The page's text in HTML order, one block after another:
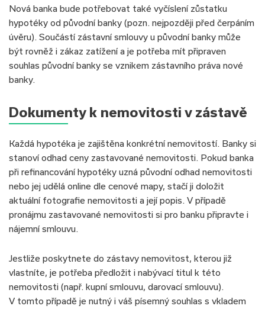
Nová banka bude potřebovat také vyčíslení zůstatku
hypotéky od původní banky (pozn. nejpozději před čerpáním
úvěru). Součástí zástavní smlouvy u původní banky může
být rovněž i zákaz zatížení a je potřeba mít připraven
souhlas původní banky se vznikem zástavního práva nové
banky.
Dokumenty k nemovitosti v zástavě
Každá hypotéka je zajištěna konkrétní nemovitostí. Banky si
stanoví odhad ceny zastavované nemovitosti. Pokud banka
při refinancování hypotéky uzná původní odhad nemovitosti
nebo jej udělá online dle cenové mapy, stačí ji doložit
aktuální fotografie nemovitosti a její popis. V případě
pronájmu zastavované nemovitosti si pro banku připravte i
nájemní smlouvu.
Jestliže poskytnete do zástavy nemovitost, kterou již
vlastníte, je potřeba předložit i nabývací titul k této
nemovitosti (např. kupní smlouvu, darovací smlouvu).
V tomto případě je nutný i váš písemný souhlas s vkladem